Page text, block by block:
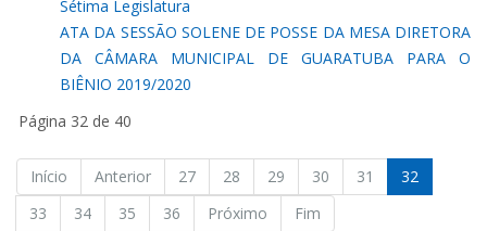
Sétima Legislatura
ATA DA SESSÃO SOLENE DE POSSE DA MESA DIRETORA
DA CÂMARA MUNICIPAL DE GUARATUBA PARA O
BIÊNIO 2019/2020
Página 32 de 40
Início Anterior 27 28 29 30 31
32
33
34 35 36 Próximo Fim